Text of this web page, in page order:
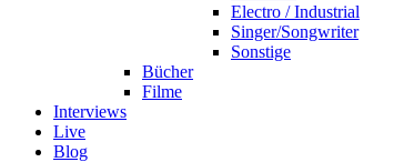
Electro / Industrial
Singer/Songwriter
Sonstige
Bücher
Filme
Interviews
Live
Blog